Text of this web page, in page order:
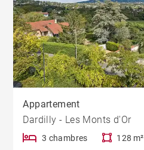
Appartement
Dardilly - Les Monts d'Or
3 chambres 128 m²